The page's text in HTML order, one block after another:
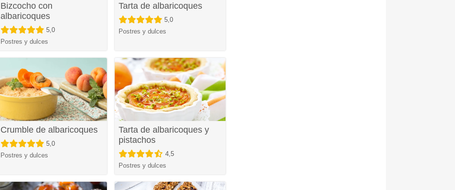
Bizcocho con
albaricoques
5,0
Postres y dulces
Tarta de albaricoques
5,0
Postres y dulces
Crumble de albaricoques
5,0
Postres y dulces
Tarta de albaricoques y
pistachos
4,5
Postres y dulces